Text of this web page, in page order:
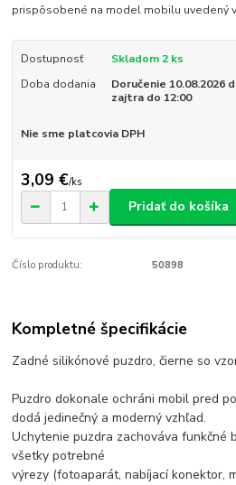
prispôsobené na model mobilu uvedený
Dostupnosť
Skladom 2 ks
Doba dodania
Doručenie 10.08.2026
zajtra do 12:00
Nie sme platcovia DPH
3,09 €/ks
Pridať do košíka
Číslo produktu: 50898
Kompletné špecifikácie
Zadné silikónové puzdro, čierne so
Puzdro dokonale ochráni mobil pred
dodá jedinečný a moderný vzhľad.
Uchytenie puzdra zachováva funkčné
všetky potrebné
výrezy (fotoaparát, nabíjací konektor,